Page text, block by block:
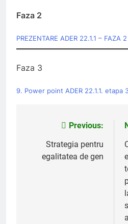
Faza 2
PREZENTARE ADER 22.1.1 – FAZA 2
Faza 3
9. Power point ADER 22.1.1. etapa
navigation
Previous:
Strategia pentru
egalitatea de gen